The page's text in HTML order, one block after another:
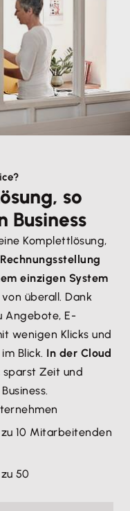
so
Business
Komplettlösung,
einzigen System
überall. Dank
Angebote, E-
wenigen Klicks und
Blick. In der Cloud
sparst Zeit und
10 Mitarbeitenden
50